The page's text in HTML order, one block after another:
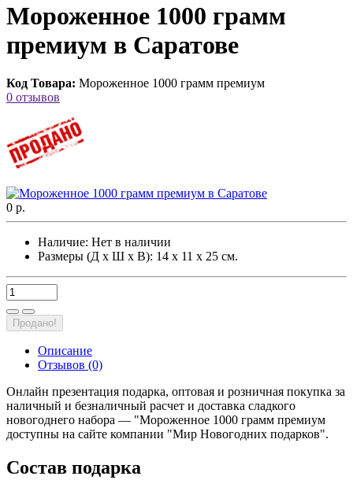
Мороженное 1000 грамм
премиум в Саратове
Код Товара: Мороженное 1000 грамм премиум
0 отзывов
0 р.
Наличие: Нет в наличии
Размеры (Д х Ш х В): 14 х 11 х 25 см.
Продано!
Описание
Отзывов (0)
Онлайн презентация подарка, оптовая и розничная покупка за
наличный и безналичный расчет и доставка сладкого
новогоднего набора — "Мороженное 1000 грамм премиум
доступны на сайте компании "Мир Новогодних подарков".
Состав подарка